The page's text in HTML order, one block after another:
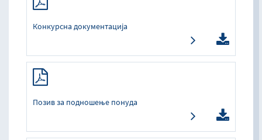
Конкурсна документација
Позив за подношење понуда